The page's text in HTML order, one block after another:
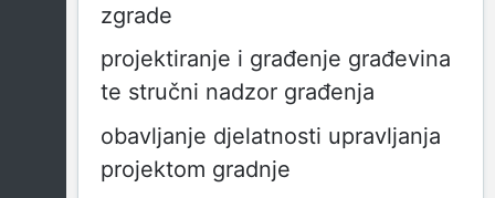
zgrade
projektiranje i građenje građevina
te stručni nadzor građenja
obavljanje djelatnosti upravljanja
projektom gradnje